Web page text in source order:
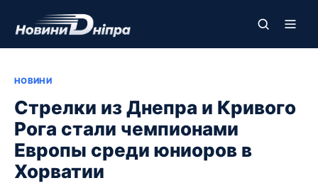
НОВИНИ
Стрелки из Днепра и Кривого
Рога стали чемпионами
Европы среди юниоров в
Хорватии